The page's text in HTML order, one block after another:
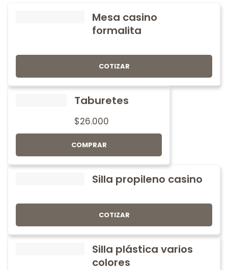
Mesa casino
formalita
COTIZAR
Taburetes
$26.000
COMPRAR
Silla propileno casino
COTIZAR
Silla plástica varios
colores